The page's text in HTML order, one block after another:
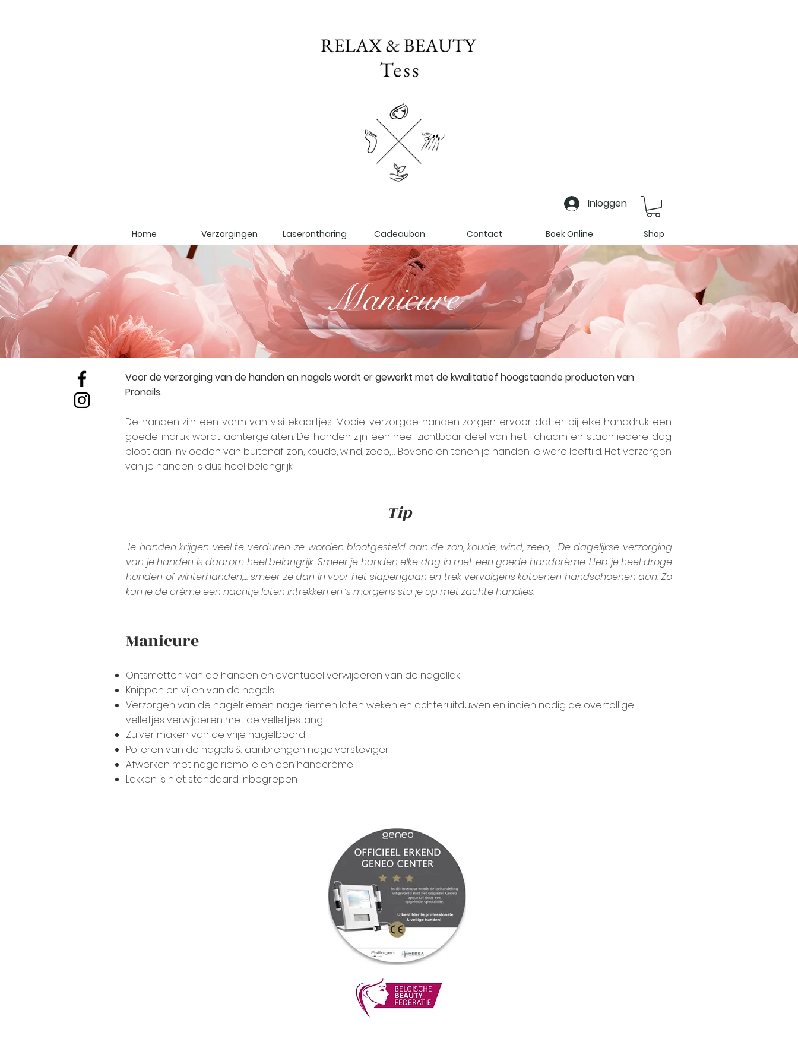
Inloggen
Home Verzorgingen Laserontharing Cadeaubon Contact Boek Online Shop
Manicure
Voor de verzorging van de handen en nagels wordt er gewerkt met de kwalitatief hoogstaande producten van
Pronails.
De handen zijn een vorm van visitekaartjes. Mooie, verzorgde handen zorgen ervoor dat er bij elke handdruk een
goede indruk wordt achtergelaten. De handen zijn een heel zichtbaar deel van het lichaam en staan iedere dag
bloot aan invloeden van buitenaf: zon, koude, wind, zeep,… Bovendien tonen je handen je ware leeftijd. Het verzorgen
van je handen is dus heel belangrijk.
Tip
Je handen krijgen veel te verduren: ze worden blootgesteld aan de zon, koude, wind, zeep,… De dagelijkse verzorging
van je handen is daarom heel belangrijk. Smeer je handen elke dag in met een goede handcrème. Heb je heel droge
handen of winterhanden,… smeer ze dan in voor het slapengaan en trek vervolgens katoenen handschoenen aan. Zo
kan je de crème een nachtje laten intrekken en ’s morgens sta je op met zachte handjes.
Manicure
Ontsmetten van de handen en eventueel verwijderen van de nagellak
Knippen en vijlen van de nagels
Verzorgen van de nagelriemen: nagelriemen laten weken en achteruitduwen en indien nodig de overtollige
velletjes verwijderen met de velletjestang
Zuiver maken van de vrije nagelboord
Polieren van de nagels & aanbrengen nagelversteviger
Afwerken met nagelriemolie en een handcrème
Lakken is niet standaard inbegrepen